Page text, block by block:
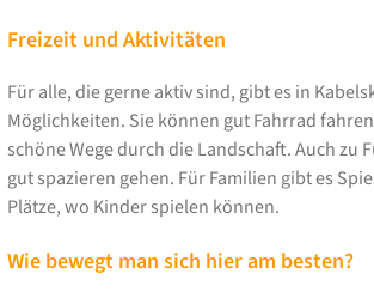
Freizeit und Aktivitäten
Für alle, die gerne aktiv sind, gibt es in
Möglichkeiten. Sie können gut Fahrrad
schöne Wege durch die Landschaft. Auch zu
gut spazieren gehen. Für Familien gibt es
Plätze, wo Kinder spielen können.
Wie bewegt man sich hier am besten?